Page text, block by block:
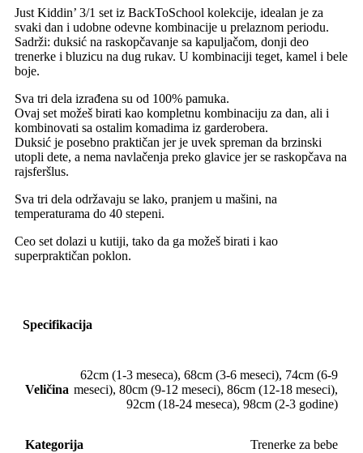
Just Kiddin’ 3/1 set iz BackToSchool kolekcije, idealan je za
svaki dan i udobne odevne kombinacije u prelaznom periodu.
Sadrži: duksić na raskopčavanje sa kapuljačom, donji deo
trenerke i bluzicu na dug rukav. U kombinaciji teget, kamel i bele
boje.
Sva tri dela izrađena su od 100% pamuka.
Ovaj set možeš birati kao kompletnu kombinaciju za dan, ali i
kombinovati sa ostalim komadima iz garderobera.
Duksić je posebno praktičan jer je uvek spreman da brzinski
utopli dete, a nema navlačenja preko glavice jer se raskopčava na
rajsferšlus.
Sva tri dela održavaju se lako, pranjem u mašini, na
temperaturama do 40 stepeni.
Ceo set dolazi u kutiji, tako da ga možeš birati i kao
superpraktičan poklon.
Specifikacija
Veličina
62cm (1-3 meseca), 68cm (3-6 meseci), 74cm (6-9
meseci), 80cm (9-12 meseci), 86cm (12-18 meseci),
92cm (18-24 meseca), 98cm (2-3 godine)
Kategorija Trenerke za bebe